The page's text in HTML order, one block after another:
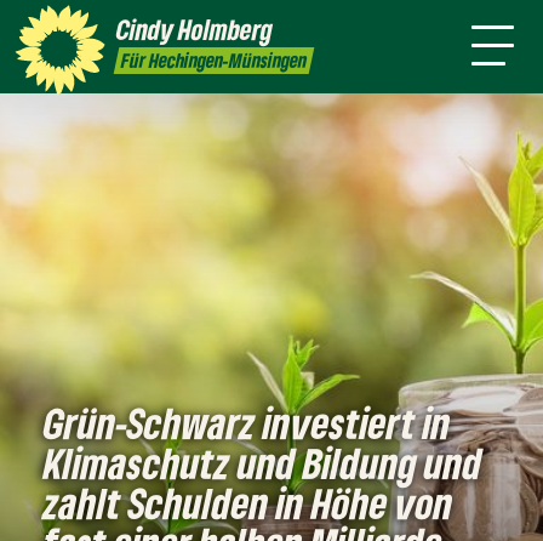
CindyHolmberg
Für Hechingen-Münsingen
Presse Kontakt
mich
Grün-Schwarz investiert in
Klimaschutz und Bildung und
zahlt Schulden in Höhe von